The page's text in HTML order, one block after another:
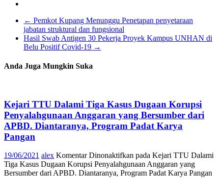
← Pemkot Kupang Menunggu Penetapan penyetaraan
jabatan struktural dan fungsional
Hasil Swab Antigen 30 Pekerja Proyek Kampus UNHAN di
Belu Positif Covid-19 →
Anda Juga Mungkin Suka
Kejari TTU Dalami Tiga Kasus Dugaan Korupsi
Penyalahgunaan Anggaran yang Bersumber dari
APBD. Diantaranya, Program Padat Karya
Pangan
19/06/2021 alex Komentar Dinonaktifkan pada Kejari TTU Dalami
Tiga Kasus Dugaan Korupsi Penyalahgunaan Anggaran yang
Bersumber dari APBD. Diantaranya, Program Padat Karya Pangan